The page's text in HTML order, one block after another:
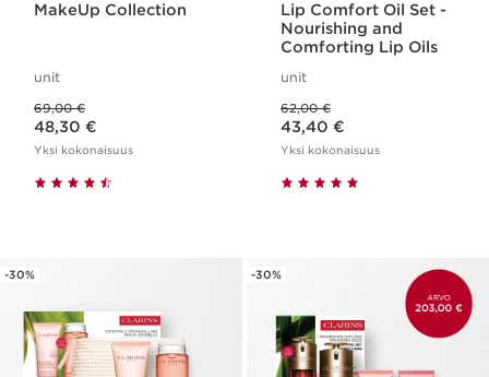
MakeUp Collection
unit
69,00 €
Nykyinen hinta 48,30 €
48,30 €
Yksi kokonaisuus
Lip Comfort Oil Set -
Nourishing and
Comforting Lip Oils
unit
62,00 €
Nykyinen hinta 43,40 €
43,40 €
Yksi kokonaisuus
-30% -30%